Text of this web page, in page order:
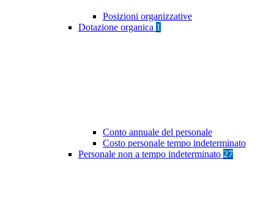
Posizioni organizzative
Dotazione organica 1
Conto annuale del personale
Costo personale tempo indeterminato
Personale non a tempo indeterminato 27